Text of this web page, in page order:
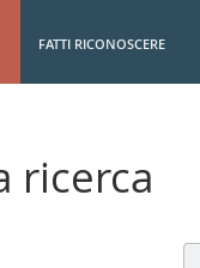
FATTI RICONOSCERE
ricerca